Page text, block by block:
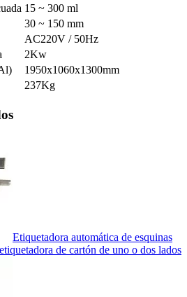
15 ~ 300 ml
30 ~ 150 mm
AC220V / 50Hz
2Kw
1950x1060x1300mm
237Kg
Etiquetadora automática de esquinas
de cartón de uno o dos lados